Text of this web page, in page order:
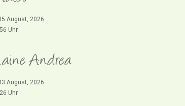
August, 2026
Uhr
Andrea
August, 2026
Uhr